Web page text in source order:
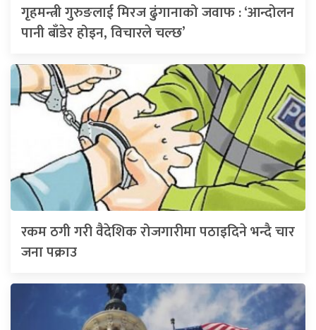
गृहमन्त्री गुरुङलाई मिरज ढुंगानाको जवाफ : ‘आन्दोलन
पानी बाँडेर होइन, विचारले चल्छ’
रकम ठगी गरी वैदेशिक रोजगारीमा पठाइदिने भन्दै चार
जना पक्राउ